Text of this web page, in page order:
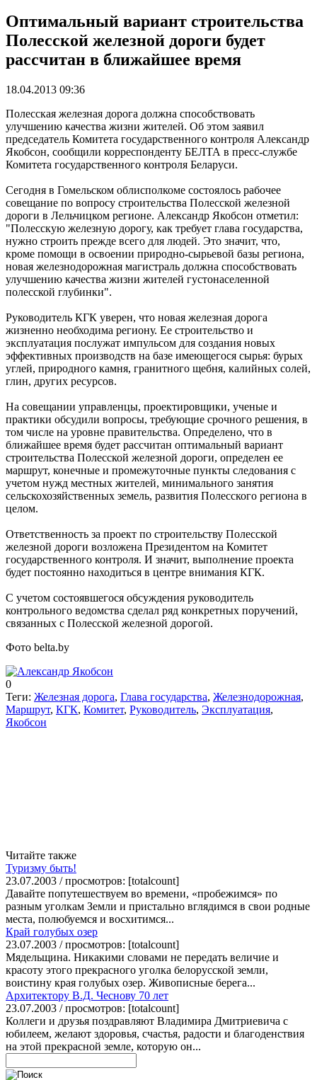
Оптимальный вариант строительства
Полесской железной дороги будет
рассчитан в ближайшее время
18.04.2013 09:36
Полесская железная дорога должна способствовать
улучшению качества жизни жителей. Об этом заявил
председатель Комитета государственного контроля Александр
Якобсон, сообщили корреспонденту БЕЛТА в пресс-службе
Комитета государственного контроля Беларуси.
Сегодня в Гомельском облисполкоме состоялось рабочее
совещание по вопросу строительства Полесской железной
дороги в Лельчицком регионе. Александр Якобсон отметил:
"Полесскую железную дорогу, как требует глава государства,
нужно строить прежде всего для людей. Это значит, что,
кроме помощи в освоении природно-сырьевой базы региона,
новая железнодорожная магистраль должна способствовать
улучшению качества жизни жителей густонаселенной
полесской глубинки".
Руководитель КГК уверен, что новая железная дорога
жизненно необходима региону. Ее строительство и
эксплуатация послужат импульсом для создания новых
эффективных производств на базе имеющегося сырья: бурых
углей, природного камня, гранитного щебня, калийных солей,
глин, других ресурсов.
На совещании управленцы, проектировщики, ученые и
практики обсудили вопросы, требующие срочного решения, в
том числе на уровне правительства. Определено, что в
ближайшее время будет рассчитан оптимальный вариант
строительства Полесской железной дороги, определен ее
маршрут, конечные и промежуточные пункты следования с
учетом нужд местных жителей, минимального занятия
сельскохозяйственных земель, развития Полесского региона в
целом.
Ответственность за проект по строительству Полесской
железной дороги возложена Президентом на Комитет
государственного контроля. И значит, выполнение проекта
будет постоянно находиться в центре внимания КГК.
С учетом состоявшегося обсуждения руководитель
контрольного ведомства сделал ряд конкретных поручений,
связанных с Полесской железной дорогой.
Фото belta.by
0
Теги: Железная дорога, Глава государства, Железнодорожная,
Маршрут, КГК, Комитет, Руководитель, Эксплуатация,
Якобсон
Читайте также
Туризму быть!
23.07.2003 / просмотров: [totalcount]
Давайте попутешествуем во времени, «пробежимся» по
разным уголкам Земли и пристально вглядимся в свои родные
места, полюбуемся и восхитимся...
Край голубых озер
23.07.2003 / просмотров: [totalcount]
Мядельщина. Никакими словами не передать величие и
красоту этого прекрасного уголка белорусской земли,
воистину края голубых озер. Живописные берега...
Архитектору В.Д. Чеснову 70 лет
23.07.2003 / просмотров: [totalcount]
Коллеги и друзья поздравляют Владимира Дмитриевича с
юбилеем, желают здоровья, счастья, радости и благоденствия
на этой прекрасной земле, которую он...